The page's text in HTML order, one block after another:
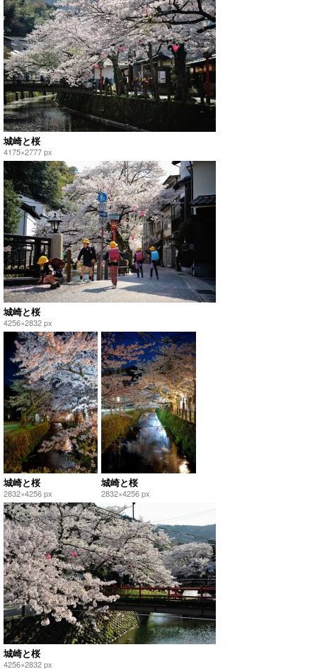
城崎と桜
4175×2777 px
城崎と桜
4256×2832 px
城崎と桜
2832×4256 px
城崎と桜
2832×4256 px
城崎と桜
4256×2832 px